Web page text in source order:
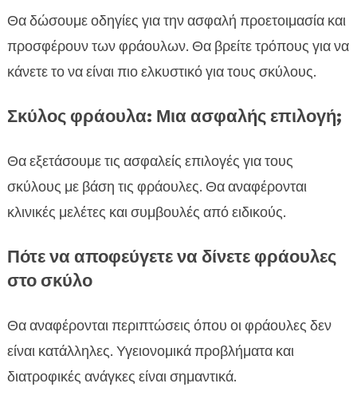
Θα δώσουμε οδηγίες για την ασφαλή προετοιμασία και
προσφέρουν των φράουλων. Θα βρείτε τρόπους για να
κάνετε το να είναι πιο ελκυστικό για τους σκύλους.
Σκύλος φράουλα: Μια ασφαλής επιλογή;
Θα εξετάσουμε τις ασφαλείς επιλογές για τους
σκύλους με βάση τις φράουλες. Θα αναφέρονται
κλινικές μελέτες και συμβουλές από ειδικούς.
Πότε να αποφεύγετε να δίνετε φράουλες
στο σκύλο
Θα αναφέρονται περιπτώσεις όπου οι φράουλες δεν
είναι κατάλληλες. Υγειονομικά προβλήματα και
διατροφικές ανάγκες είναι σημαντικά.